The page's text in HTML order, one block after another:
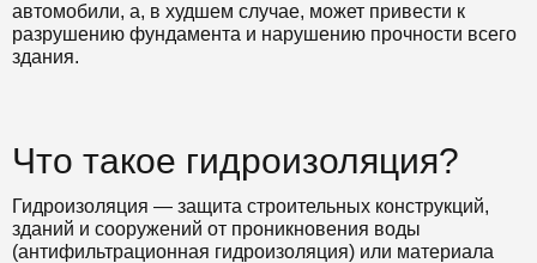
автомобили, а, в худшем случае, может привести к
разрушению фундамента и нарушению прочности всего
здания.
Что такое гидроизоляция?
Гидроизоляция — защита строительных конструкций,
зданий и сооружений от проникновения воды
(антифильтрационная гидроизоляция) или материала